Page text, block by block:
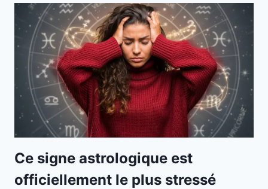
Ce signe astrologique est
officiellement le plus stressé